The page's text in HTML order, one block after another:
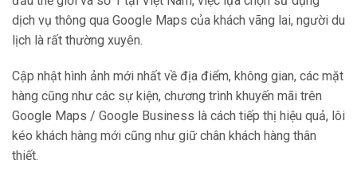
dịch vụ thông qua Google Maps của khách vãng lai, người du
lịch là rất thường xuyên.
Cập nhật hình ảnh mới nhất về địa điểm, không gian, các mặt
hàng cũng như các sự kiện, chương trình khuyến mãi trên
Google Maps / Google Business là cách tiếp thị hiệu quả, lôi
kéo khách hàng mới cũng như giữ chân khách hàng thân
thiết.